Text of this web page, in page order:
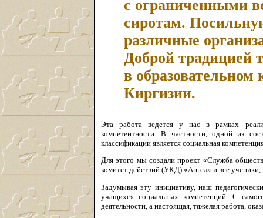
с ограниченными
сиротам.
различные
Доброй традицией
в
Киргизии.
Эта работа ведется у нас в рамках
компетентности. В частности, одной из
классификации является социальная
Для этого мы создали проект «Служба
комитет действий (УКД) «Ангел» и все
Задумывая эту инициативу, наш
учащихся социальных компетенций. С
деятельности, а настоящая, тяжелая работа,